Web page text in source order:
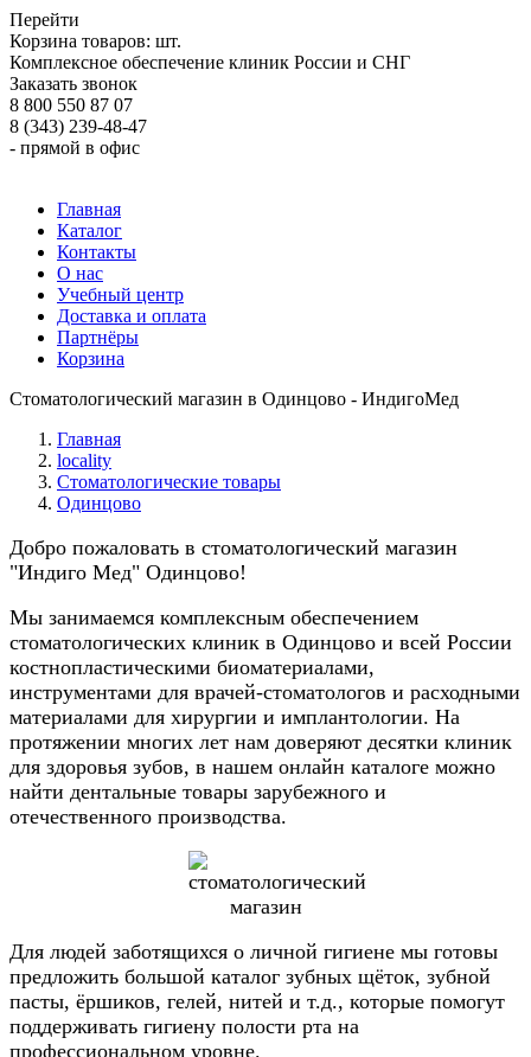
Перейти
Корзина товаров: шт.
Комплексное обеспечение клиник России и СНГ
Заказать звонок
8 800 550 87 07
8 (343) 239-48-47
- прямой в офис
Главная
Каталог
Контакты
О нас
Учебный центр
Доставка и оплата
Партнёры
Корзина
Стоматологический магазин в Одинцово - ИндигоМед
Главная
locality
Стоматологические товары
Одинцово
Добро пожаловать в стоматологический магазин
"Индиго Мед" Одинцово!
Мы занимаемся комплексным обеспечением
стоматологических клиник в Одинцово и всей России
костнопластическими биоматериалами,
инструментами для врачей-стоматологов и расходными
материалами для хирургии и имплантологии. На
протяжении многих лет нам доверяют десятки клиник
для здоровья зубов, в нашем онлайн каталоге можно
найти дентальные товары зарубежного и
отечественного производства.
Для людей заботящихся о личной гигиене мы готовы
предложить большой каталог зубных щёток, зубной
пасты, ёршиков, гелей, нитей и т.д., которые помогут
поддерживать гигиену полости рта на
профессиональном уровне.